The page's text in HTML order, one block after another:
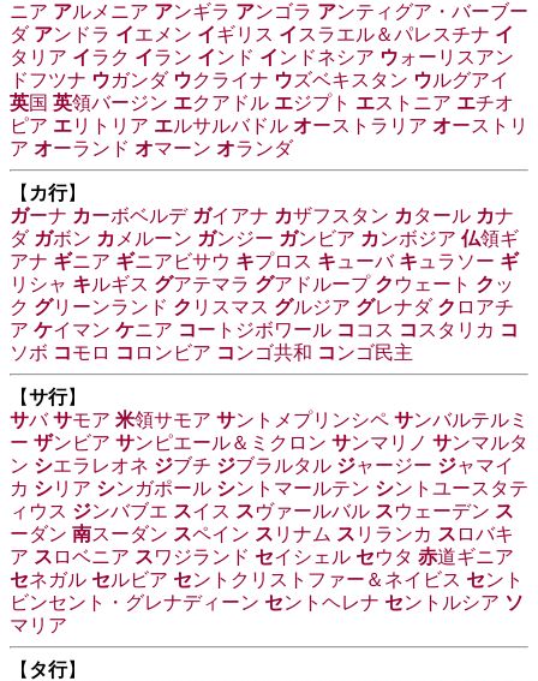
ニア アルメニア アンギラ アンゴラ アンティグア・バーブー
ダ アンドラ イエメン イギリス イ スラエル＆パレスチナ イ
タリア イラク イラン イ ンド イ ンドネシア ウ ォーリスアン
ドフツナ ウガンダ ウクライナ ウズベキスタン ウルグアイ
英国 英領バージン エクアドル エジプト エストニア エチオ
ピア エリトリア エルサルバドル オーストラリア オーストリ
ア オーランド オマーン オランダ
【 カ行】
ガーナ カーボベルデ ガイアナ カザフスタン カタール カナ
ダ ガボン カ メルーン ガンジー ガンビア カンボジア 仏領ギ
アナ ギニア ギニアビサウ キプロス キ ューバ キ ュラソー ギ
リシャ キルギス グアテマラ グアドループ ク ウェート ク ッ
ク グリーンランド ク リスマス グルジア グレナダ ク ロアチ
ア ケイマン ケニア コートジボワール コ コス コ スタリカ コ
ソボ コモロ コ ロンビア コ ンゴ共和 コ ンゴ民主
【サ行】
サバ サモア 米領サモア サントメプリンシペ サンバルテルミ
ー ザンビア サンピエール＆ミクロン サンマリノ サンマルタ
ン シエラレオネ ジブチ ジブラルタル ジャージー ジャマイ
カ シリア シンガポール シントマールテン シントユースタテ
ィウス ジンバブエ スイス スヴァールバル スウェーデン ス
ーダン 南スーダン スペイン ス リナム ス リランカ ス ロバキ
ア ス ロベニア スワジランド セイシェル セウタ 赤道ギニア
セネガル セルビア セントクリストファー＆ネイビス セント
ビンセント・グレナディーン セントヘレナ セントルシア ソ
マリア
【 タ行】